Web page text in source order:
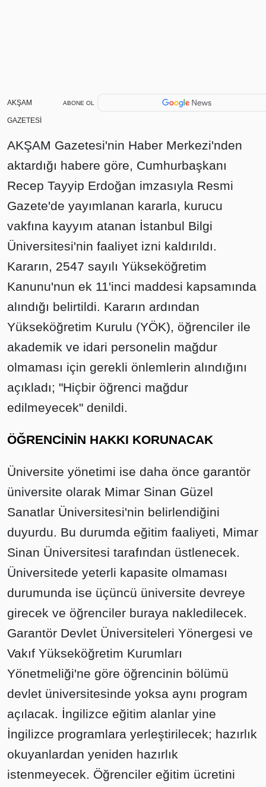
AKŞAM
GAZETESİ
ABONE OL
AKŞAM Gazetesi'nin Haber Merkezi'nden
aktardığı habere göre, Cumhurbaşkanı
Recep Tayyip Erdoğan imzasıyla Resmi
Gazete'de yayımlanan kararla, kurucu
vakfına kayyım atanan İstanbul Bilgi
Üniversitesi'nin faaliyet izni kaldırıldı.
Kararın, 2547 sayılı Yükseköğretim
Kanunu'nun ek 11'inci maddesi kapsamında
alındığı belirtildi. Kararın ardından
Yükseköğretim Kurulu (YÖK), öğrenciler ile
akademik ve idari personelin mağdur
olmaması için gerekli önlemlerin alındığını
açıkladı; "Hiçbir öğrenci mağdur
edilmeyecek" denildi.
ÖĞRENCİNİN HAKKI KORUNACAK
Üniversite yönetimi ise daha önce garantör
üniversite olarak Mimar Sinan Güzel
Sanatlar Üniversitesi'nin belirlendiğini
duyurdu. Bu durumda eğitim faaliyeti, Mimar
Sinan Üniversitesi tarafından üstlenecek.
Üniversitede yeterli kapasite olmaması
durumunda ise üçüncü üniversite devreye
girecek ve öğrenciler buraya nakledilecek.
Garantör Devlet Üniversiteleri Yönergesi ve
Vakıf Yükseköğretim Kurumları
Yönetmeliği'ne göre öğrencinin bölümü
devlet üniversitesinde yoksa aynı program
açılacak. İngilizce eğitim alanlar yine
İngilizce programlara yerleştirilecek; hazırlık
okuyanlardan yeniden hazırlık
istenmeyecek. Öğrenciler eğitim ücretini